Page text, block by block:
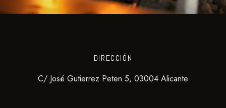
DIRECCIÓN
C/ José Gutierrez Peten 5, 03004 Alicante